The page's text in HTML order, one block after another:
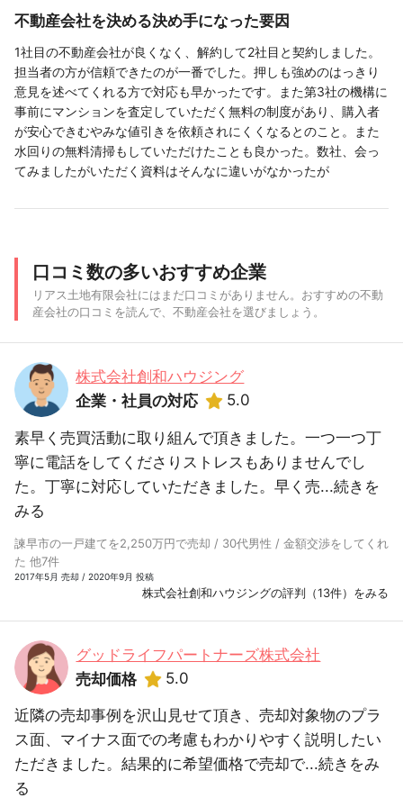
不動産会社を決める決め手になった要因
1社目の不動産会社が良くなく、解約して2社目と契約しました。
担当者の方が信頼できたのが一番でした。押しも強めのはっきり
意見を述べてくれる方で対応も早かったです。また第3社の機構に
事前にマンションを査定していただく無料の制度があり、購入者
が安心できむやみな値引きを依頼されにくくなるとのこと。また
水回りの無料清掃もしていただけたことも良かった。数社、会っ
てみましたがいただく資料はそんなに違いがなかったが
口コミ数の多いおすすめ企業
リアス土地有限会社にはまだ口コミがありません。おすすめの不動
産会社の口コミを読んで、不動産会社を選びましょう。
株式会社創和ハウジング
企業・社員の対応
5.0
素早く売買活動に取り組んで頂きました。一つ一つ丁
寧に電話をしてくださりストレスもありませんでし
た。丁寧に対応していただきました。早く売...続きを
みる
諫早市の一戸建てを2,250万円で売却 / 30代男性 / 金額交渉をしてくれ
た 他7件
2017年5月 売却 / 2020年9月 投稿
株式会社創和ハウジングの評判（13件）をみる
グッドライフパートナーズ株式会社
売却価格
5.0
近隣の売却事例を沢山見せて頂き、売却対象物のプラ
ス面、マイナス面での考慮もわかりやすく説明したい
ただきました。結果的に希望価格で売却で...続きをみ
る